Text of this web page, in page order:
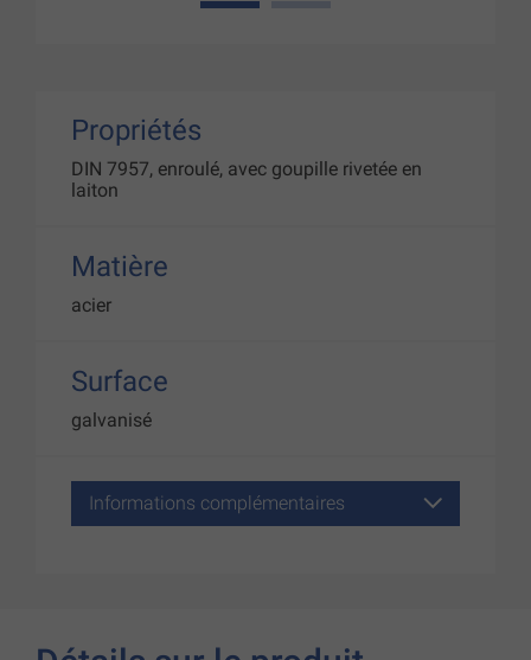
1
Propriétés
DIN 7957, enroulé, avec goupille rivetée en
laiton
Matière
acier
Surface
galvanisé
Informations complémentaires